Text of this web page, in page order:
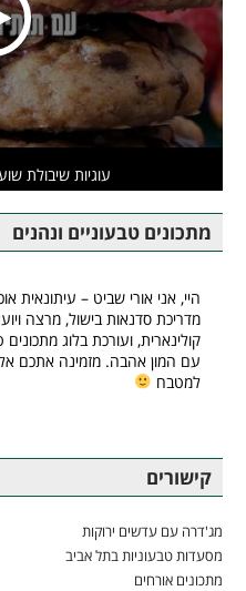
עוגיות שיבולת
מתכונים טבעוניים ונהנים
היי, אני אורי שביט – עיתונאית
מדריכת סדנאות בישול, מרצה
קולינארית, ועורכת בלוג מתכונים
עם המון אהבה. מזמינה אתכם
למטבח
קישורים
מג'דרה עם עדשים ירוקות
מסעדות טבעוניות בתל אביב
מתכונים אורחים